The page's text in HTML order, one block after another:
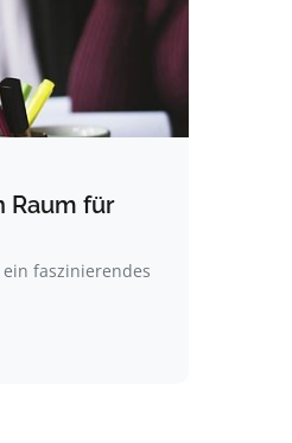
Raum für
faszinierendes